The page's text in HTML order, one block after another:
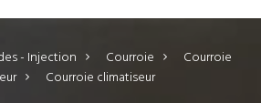
- Injection > Courroie >
Courroie
> Courroie climatiseur